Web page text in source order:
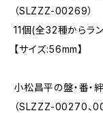
（SLZZZ-00269）
11個(全32種からラ
【サイズ:56mm】
小松昌平の盤・番・
（SLZZZ-00270、